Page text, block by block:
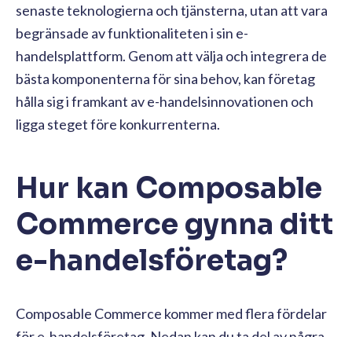
senaste teknologierna och tjänsterna, utan att vara
begränsade av funktionaliteten i sin e-
handelsplattform. Genom att välja och integrera de
bästa komponenterna för sina behov, kan företag
hålla sig i framkant av e-handelsinnovationen och
ligga steget före konkurrenterna.
Hur kan Composable
Commerce gynna ditt
e-handelsföretag?
Composable Commerce kommer med flera fördelar